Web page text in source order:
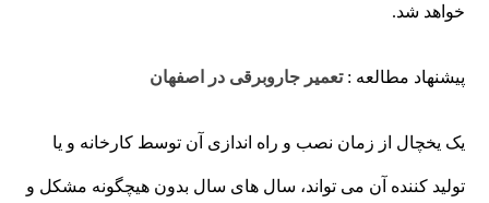
خواهد شد.
پیشنهاد مطالعه :تعمیر جاروبرقی در اصفهان
یک یخچال از زمان نصب و راه اندازی آن توسط کارخانه و یا
تولید کننده آن می تواند، سال های سال بدون هیچگونه مشکل و